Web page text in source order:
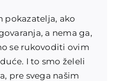
pokazatelja, ako
a nema ga,
se rukovoditi ovim
I to smo želeli
pre svega našim